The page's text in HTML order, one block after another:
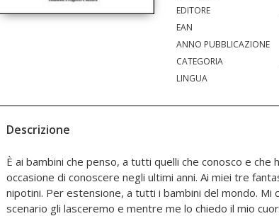
EDITORE
EAN
ANNO PUBBLICAZIONE
CATEGORIA
LINGUA
Descrizione
È ai bambini che penso, a tutti quelli che conosco e che
occasione di conoscere negli ultimi anni. Ai miei tre
nipotini. Per estensione, a tutti i bambini del mondo. Mi
scenario gli lasceremo e mentre me lo chiedo il mio
non sarà migliore di oggi. Deve essere un'unica forte
ricominci da zero a modellare le coscienze con un unico
salvaguardia del mondo e dei suoi abitanti. Io sono
viali dove la speranza fioriva, oggi la vedo appassita,